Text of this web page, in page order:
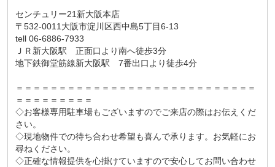
センチュリー21新大阪本店
〒532-0011大阪市淀川区西中島5丁目6-13
tell 06-6886-7933
ＪＲ新大阪駅 正面口より南へ徒歩3分
地下鉄御堂筋線新大阪駅 7番出口より徒歩4分
＝＝＝＝＝＝＝＝＝＝＝＝＝＝＝＝＝＝＝＝＝＝＝＝＝＝＝＝
＝＝＝＝＝＝＝＝＝
◇お客様専用駐車場もございますのでご来店の際はお伝えくだ
さい。
◇現地物件での待ち合わせ希望も喜んで承ります。お気軽にお
尋ねください。
◇正確な情報提供を心掛けていますので安心してお問い合わせ